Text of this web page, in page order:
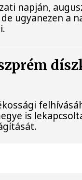
napján,
ugyanezen a
is